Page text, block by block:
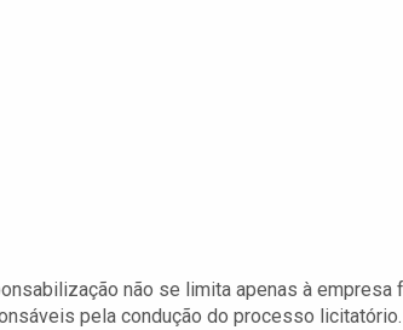
não se limita apenas à
pela condução do processo